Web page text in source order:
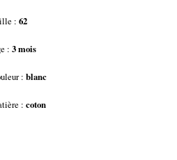
:62
:3 mois
:blanc
:coton